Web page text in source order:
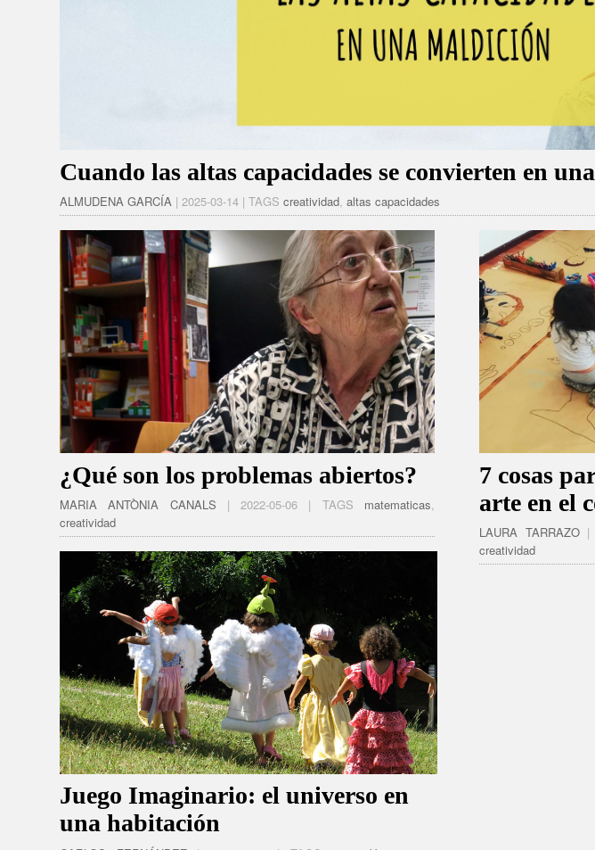
Cuando las altas capacidades se convierten en
ALMUDENA GARCÍA | 2025-03-14 | TAGScreatividad,altas capacidades
¿Qué son los problemas abiertos?
MARIA ANTÒNIA CANALS | 2022-05-06 | TAGS matematicas,
creatividad
Juego Imaginario: el universo en
una habitación
7 cosas
arte en el
LAURA TARRAZO|
creatividad